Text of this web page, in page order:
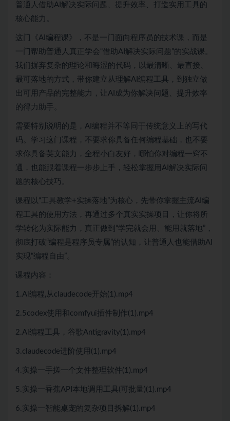
普通人借助AI解决实际问题、提升效率、打造实用工具的
核心能力。
这门《AI编程课》，不是一门面向程序员的技术课，而是
一门帮助普通人真正学会“借助AI解决实际问题”的实战课。
我们摒弃复杂的理论和晦涩的代码，以最清晰、最直接、
最可落地的方式，带你建立从理解AI编程工具，到独立做
出可用产品的完整能力，让AI成为你解决问题、提升效率
的得力助手。
需要特别说明的是，AI编程并不等同于传统意义上的写代
码。学习这门课程，不要求你具备任何编程基础，也不要
求你具备英文能力，全程小白友好，哪怕你对编程一窍不
通，也能跟着课程一步步上手，轻松掌握用AI解决实际问
题的核心技巧。
课程以“工具教学+实操落地”为核心，先带你掌握主流AI编
程工具的使用方法，再通过多个真实实操项目，让你将所
学转化为实际能力，真正做到“学完就会用、能用就落地”，
彻底打破“编程是程序员专属”的认知，让普通人也能借助AI
实现“编程自由”。
课程内容：
1.Al编程,从claudecode开始(1).mp4
2.5codex使用和comfyui插件制作(1).mp4
2.Al编程工具，谷歌Antigravity(1).mp4
3.claudecode进阶使用(1).mp4
4.实操一手搓一个文件整理软件(1).mp4
5.实操一香蕉API本地调用工具(可批量)(1).mp4
6.实操一智能桌宠的复杂项目拆解(1).mp4